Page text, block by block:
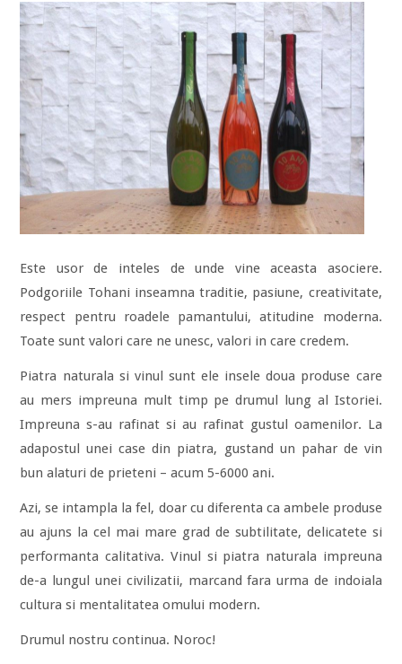
Este usor de inteles de unde vine aceasta asociere.
Podgoriile Tohani inseamna traditie, pasiune, creativitate,
respect pentru roadele pamantului, atitudine moderna.
Toate sunt valori care ne unesc, valori in care credem.
Piatra naturala si vinul sunt ele insele doua produse care
au mers impreuna mult timp pe drumul lung al Istoriei.
Impreuna s-au rafinat si au rafinat gustul oamenilor. La
adapostul unei case din piatra, gustand un pahar de vin
bun alaturi de prieteni – acum 5-6000 ani.
Azi, se intampla la fel, doar cu diferenta ca ambele produse
au ajuns la cel mai mare grad de subtilitate, delicatete si
performanta calitativa. Vinul si piatra naturala impreuna
de-a lungul unei civilizatii, marcand fara urma de indoiala
cultura si mentalitatea omului modern.
Drumul nostru continua. Noroc!